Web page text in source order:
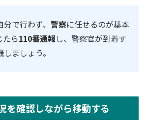
で行わず、 警察に任せるのが基本
たら110番通報し、警察官が到着す
ましょう。
を確認しながら移動する